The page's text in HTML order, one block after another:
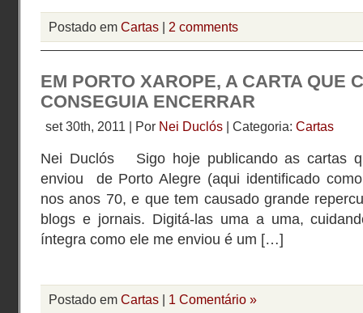
Postado em Cartas | 2 comments
EM PORTO XAROPE, A CARTA QUE
CONSEGUIA ENCERRAR
set 30th, 2011 | Por Nei Duclós | Categoria: Cartas
Nei Duclós Sigo hoje publicando as cartas
enviou de Porto Alegre (aqui identificado
nos anos 70, e que tem causado grande
blogs e jornais. Digitá-las uma a uma,
íntegra como ele me enviou é um […]
Postado em Cartas | 1 Comentário »